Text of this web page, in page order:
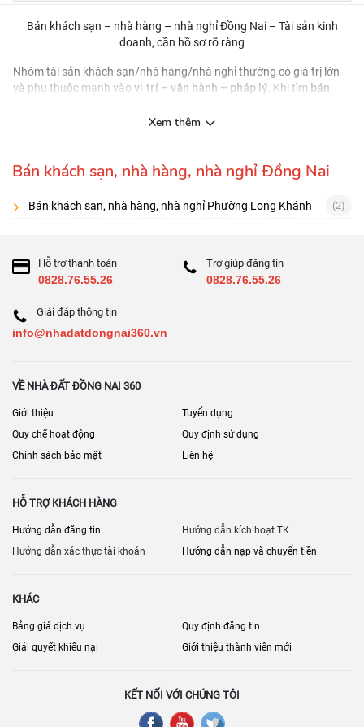
Bán khách sạn – nhà hàng – nhà nghỉ Đồng Nai – Tài sản kinh
doanh, cần hồ sơ rõ ràng
Nhóm tài sản khách sạn/nhà hàng/nhà nghỉ thường có giá trị lớn
và phụ thuộc mạnh vào vị trí – vận hành – pháp lý . Khi tìm bán
công suất khai thác, giấy phép kinh doanh, điều kiện
tuyến đường, điểm đến, khu dịch vụ/du lịch/công tác
Vận hành:công suất phòng (nếu lưu trú), lượng khách, kênh bán
Checklist 9 điểm
Hồ sơ pháp lý & hiện trạng công trình
PCCC, lối thoát hiểm, hệ thống kỹ thuật
Doanh thu/chi phí vận hành (kiểm chứng)
Nhân sự/nhà cung cấp (nếu chuyển giao vận hành)
Quy hoạch khu vực, lộ giới
Khả năng cải tạo/đổi công năng
Điều khoản chuyển giao tài sản, thương hiệu (nếu có)
[Bán nhà mặt phố Đồng Nai Bán cửa hàng – kiot Đồng Nai
Xem thêm
Bán khách sạn, nhà hàng, nhà nghỉ Đồng Nai
Bán khách sạn, nhà hàng, nhà nghỉ Phường Long Khánh (2)
Hỗ trợ thanh toán
0828.76.55.26
Trợ giúp đăng tin
0828.76.55.26
Giải đáp thông tin
info@nhadatdongnai360.vn
VỀ NHÀ ĐẤT ĐỒNG NAI 360
Giới thiệu
Tuyển dụng
Quy chế hoạt động
Quy định sử dụng
Chính sách bảo mật
Liên hệ
HỖ TRỢ KHÁCH HÀNG
Hướng dẫn đăng tin
Hướng dẫn kích hoạt TK
Hướng dẫn xác thực tài khoản
Hướng dẫn nạp và chuyển tiền
KHÁC
Bảng giá dịch vụ
Quy định đăng tin
Giải quyết khiếu nại
Giới thiệu thành viên mới
KẾT NỐI VỚI CHÚNG TÔI